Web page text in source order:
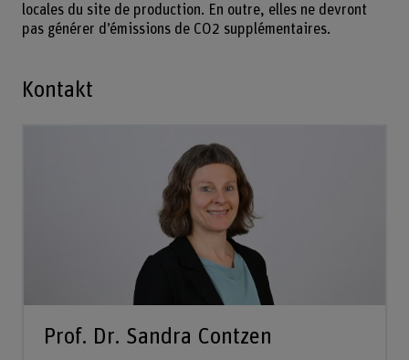
locales du site de production. En outre, elles ne devront
pas générer d’émissions de CO2 supplémentaires.
Kontakt
Prof. Dr. Sandra Contzen